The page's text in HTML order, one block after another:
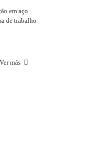
em aço
de trabalho
Ver más